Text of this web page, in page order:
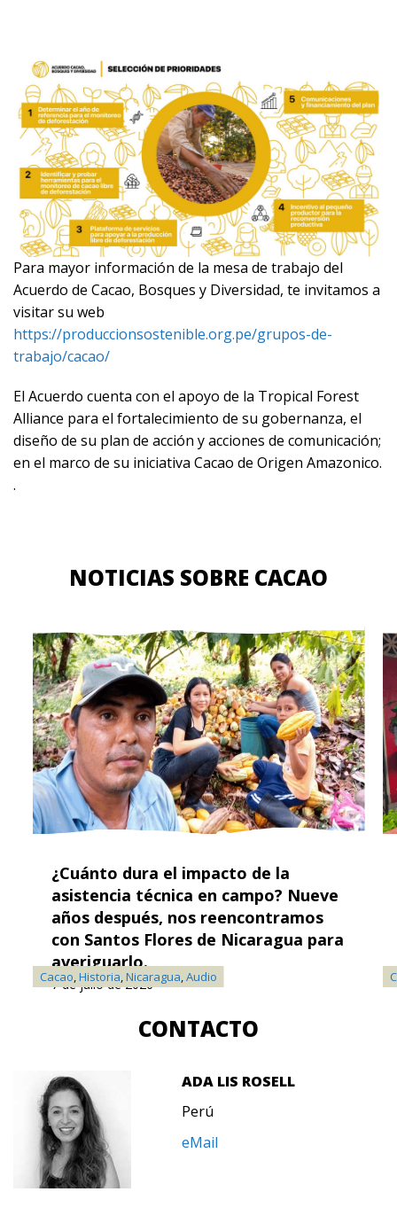
Para mayor información de la mesa de trabajo del
Acuerdo de Cacao, Bosques y Diversidad, te invitamos a
visitar su web
https://produccionsostenible.org.pe/grupos-de-
trabajo/cacao/
El Acuerdo cuenta con el apoyo de la Tropical Forest
Alliance para el fortalecimiento de su gobernanza, el
diseño de su plan de acción y acciones de comunicación;
en el marco de su iniciativa Cacao de Origen Amazonico.
.
NOTICIAS SOBRE CACAO
Cacao,Historia,Nicaragua,Audio
¿Cuánto dura el impacto de la
asistencia técnica en campo? Nueve
años después, nos reencontramos
con Santos Flores de Nicaragua para
averiguarlo.
7 de julio de 2026
CONTACTO
ADA LIS ROSELL
Perú
eMail